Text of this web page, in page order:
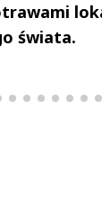
świata.